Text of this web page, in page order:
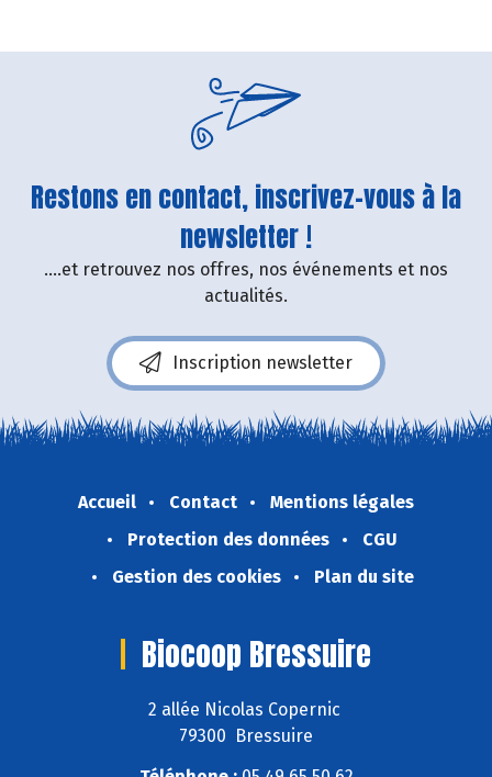
Restons en contact, inscrivez-vous à la
newsletter !
....et retrouvez nos offres, nos événements et nos
actualités.
Inscription newsletter
Accueil Contact
Mentions légales
Protection des données
CGU
Gestion des cookies
Plan du site
Biocoop Bressuire
2 allée Nicolas Copernic
79300 Bressuire